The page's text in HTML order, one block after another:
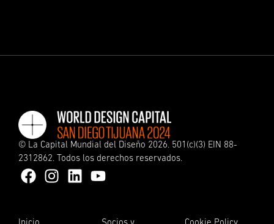
© La Capital Mundial del Diseño 2026. 501(c)(3) EIN 88-
2312862. Todos los derechos reservados.